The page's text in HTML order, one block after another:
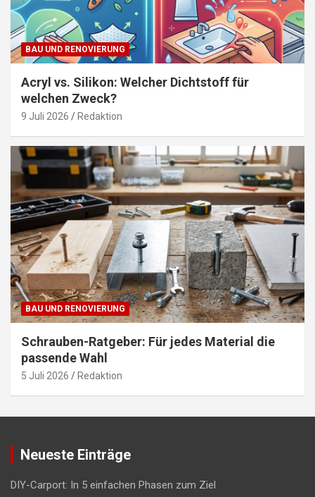
BAU UND RENOVIERUNG
Acryl vs. Silikon: Welcher Dichtstoff für
welchen Zweck?
9 Juli 2026 Redaktion
BAU UND RENOVIERUNG
Schrauben-Ratgeber: Für jedes Material die
passende Wahl
5 Juli 2026 Redaktion
Neueste Einträge
DIY-Carport: In 5 einfachen Phasen zum Ziel